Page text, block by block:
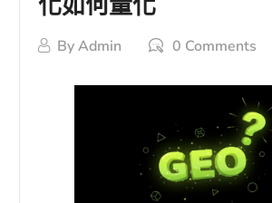
ByAdmin 0 Comments